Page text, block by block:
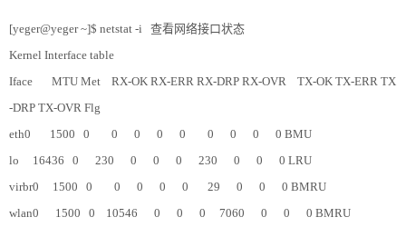
[yeger@yeger ~]$ netstat -i 查看网络接口状态
Kernel Interface table
Iface MTU Met RX-OK RX-ERR RX-DRP RX-OVR TX-OK TX-ERR TX
-DRP TX-OVR Flg
eth0 1500 0 0 0 0 0 0 0 0 0 BMU
lo 16436 0 230 0 0 0 230 0 0 0 LRU
virbr0 1500 0 0 0 0 0 29 0 0 0 BMRU
wlan0 1500 0 10546 0 0 0 7060 0 0 0 BMRU